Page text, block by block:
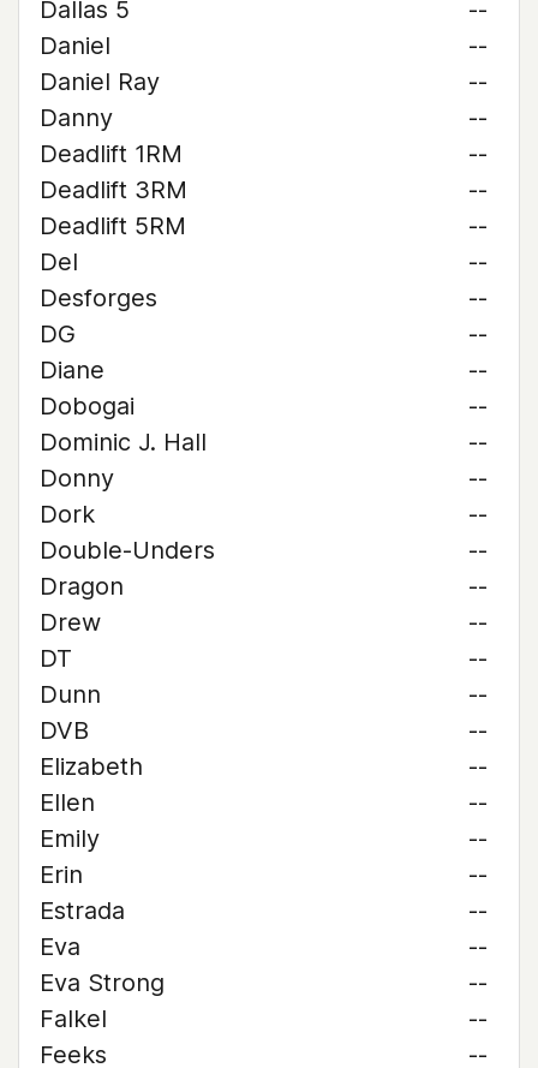
Dallas 5
--
Daniel
--
Daniel Ray
--
Danny
--
Deadlift 1RM
--
Deadlift 3RM
--
Deadlift 5RM
--
Del
--
Desforges
--
DG
--
Diane
--
Dobogai
--
Dominic J. Hall
--
Donny
--
Dork
--
Double-Unders
--
Dragon
--
Drew
--
DT
--
Dunn
--
DVB
--
Elizabeth
--
Ellen
--
Emily
--
Erin
--
Estrada
--
Eva
--
Eva Strong
--
Falkel
--
Feeks
--